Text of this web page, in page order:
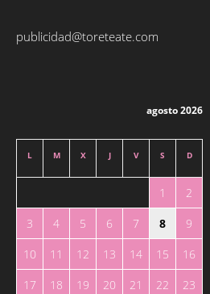
publicidad@toreteate.com
agosto 2026
L M X J V S D
1
2
3
4 5 6 7 8
9
10
11 12 13 14 15
16
17
18 19 20 21 22
23